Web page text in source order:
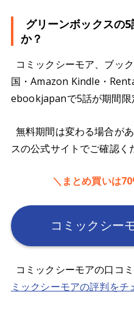
グリーンボックスの
か？
コミックシーモア、ブッ
国・Amazon Kindle・
ebookjapanで5話が期間限
無料期間は変わる場合が
スの公式サイトでご確認く
＼まとめ買いは
コミックシー
コミックシーモアの口コ
ミックシーモアの評判をチ